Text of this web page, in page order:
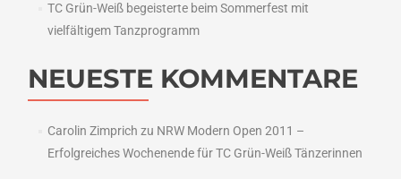
TC Grün-Weiß begeisterte beim Sommerfest mit
vielfältigem Tanzprogramm
NEUESTE KOMMENTARE
Carolin Zimprich zu NRW Modern Open 2011 –
Erfolgreiches Wochenende für TC Grün-Weiß Tänzerinnen